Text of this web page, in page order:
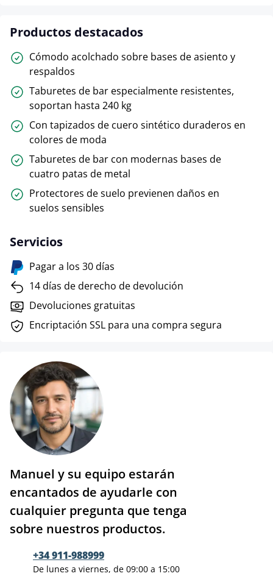
Productos destacados
Cómodo acolchado sobre bases de asiento y
respaldos
Taburetes de bar especialmente resistentes,
soportan hasta 240 kg
Con tapizados de cuero sintético duraderos en
colores de moda
Taburetes de bar con modernas bases de
cuatro patas de metal
Protectores de suelo previenen daños en
suelos sensibles
Servicios
Pagar a los 30 días
14 días de derecho de devolución
Devoluciones gratuitas
Encriptación SSL para una compra segura
Manuel y su equipo estarán
encantados de ayudarle con
cualquier pregunta que tenga
sobre nuestros productos.
+34 911-988999
De lunes a viernes, de 09:00 a 15:00